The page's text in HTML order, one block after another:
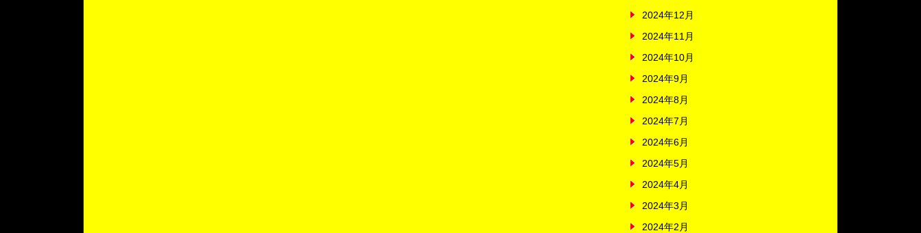
2024年12月
2024年11月
2024年10月
2024年9月
2024年8月
2024年7月
2024年6月
2024年5月
2024年4月
2024年3月
2024年2月